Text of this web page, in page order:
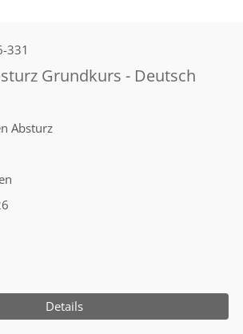
331
Grundkurs - Deutsch
Absturz
Details